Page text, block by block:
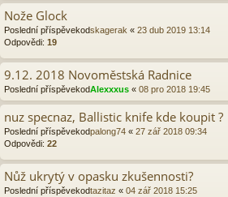
Nože Glock
Poslední příspěvekodskagerak « 23 dub 2019 13:14
Odpovědi: 19
9.12. 2018 Novoměstská Radnice
Poslední příspěvekodAlexxxus « 08 pro 2018 19:45
nuz specnaz, Ballistic knife kde koupit ?
Poslední příspěvekodpalong74 « 27 zář 2018 09:34
Odpovědi: 22
Nůž ukrytý v opasku zkušennosti?
Poslední příspěvekodtazitaz « 04 zář 2018 15:25